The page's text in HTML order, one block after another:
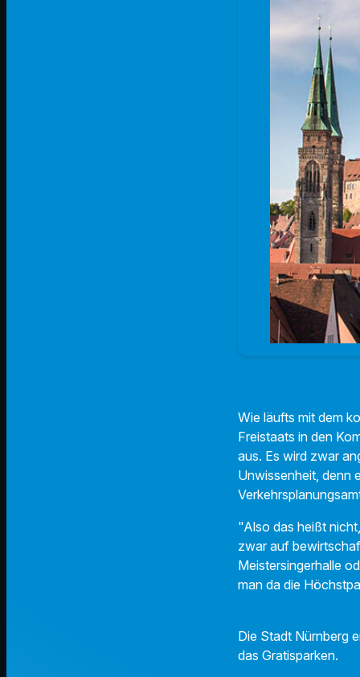
Wie läufts mit dem
Freistaats in den
aus. Es wird zwar
Unwissenheit, denn
"Also das heißt
zwar auf
Meistersingerhalle
man da die
Die Stadt Nürnberg
das Gratisparken.